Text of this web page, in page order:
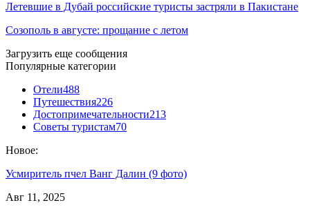
Летевшие в Дубай российские туристы застряли в Пакистане
Созополь в августе: прощание с летом
Загрузить еще сообщения
Популярные категории
Отели488
Путешествия226
Достопримечательности213
Советы туристам70
Новое:
Усмиритель пчел Ванг Далин (9 фото)
Авг 11, 2025